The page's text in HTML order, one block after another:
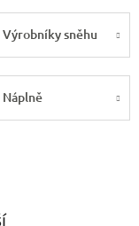
Výrobníky sněhu
Náplně